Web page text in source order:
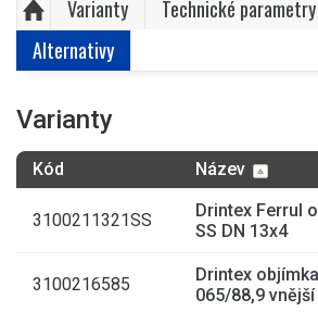
Varianty Technické parametry
Alternativy
Varianty
Kód Název
3100211321SS
Drintex Ferrul
SS DN 13x4
3100216585
Drintex
065/88,9